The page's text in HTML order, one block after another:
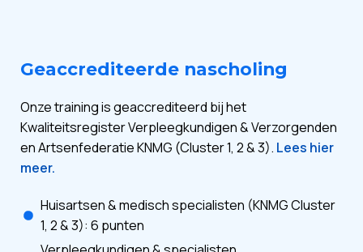
Geaccrediteerde nascholing
Onze training is geaccrediteerd bij het
Kwaliteitsregister Verpleegkundigen & Verzorgenden
en Artsenfederatie KNMG (Cluster 1, 2 & 3). Lees hier
meer.
Huisartsen & medisch specialisten (KNMG Cluster
1, 2 & 3): 6 punten